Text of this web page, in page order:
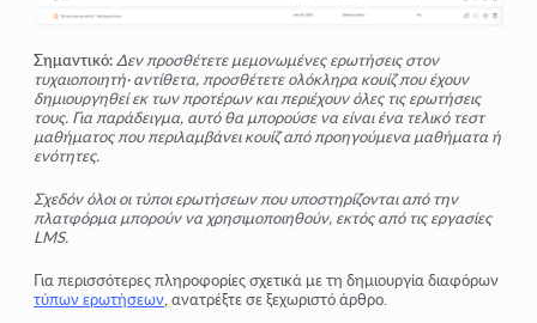
Σημαντικό:Δεν προσθέτετε μεμονωμένες ερωτήσεις στον
τυχαιοποιητή· αντίθετα, προσθέτετε ολόκληρα κουίζ που έχουν
δημιουργηθεί εκ των προτέρων και περιέχουν όλες τις ερωτήσεις
τους. Για παράδειγμα, αυτό θα μπορούσε να είναι ένα τελικό τεστ
μαθήματος που περιλαμβάνει κουίζ από προηγούμενα μαθήματα ή
ενότητες.
Σχεδόν όλοι οι τύποι ερωτήσεων που υποστηρίζονται από την
πλατφόρμα μπορούν να χρησιμοποιηθούν, εκτός από τις εργασίες
LMS.
Για περισσότερες πληροφορίες σχετικά με τη δημιουργία διαφόρων
τύπων ερωτήσεων , ανατρέξτε σε ξεχωριστό άρθρο.